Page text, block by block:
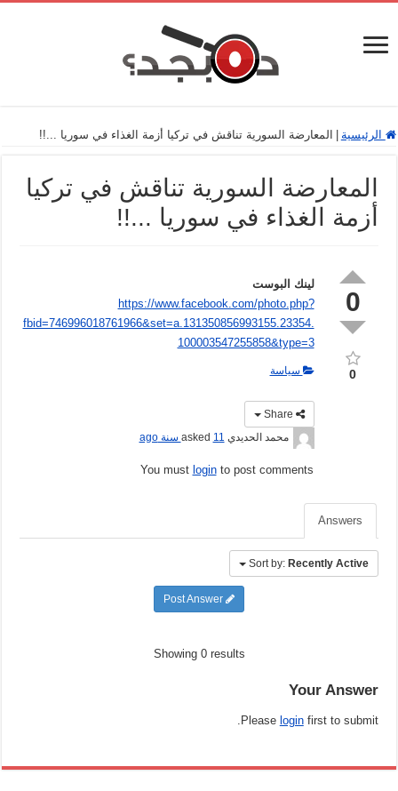
الرئيسية المعارضة السورية تناقش في تركيا أزمة الغذاء في سوريا ...!!
المعارضة السورية تناقش في تركيا
أزمة الغذاء في سوريا ...!!
0
0
لينك البوست
https://www.facebook.com/photo.php?
fbid=746996018761966&set=a.131350856993155.23354.
100003547255858&type=3
سياسة
محمد الحديدي 11 سنة ago
You must loginto post comments
Answers
Sort by: Recently Active
Showing 0 results
Your Answer
Please loginfirst to submit.